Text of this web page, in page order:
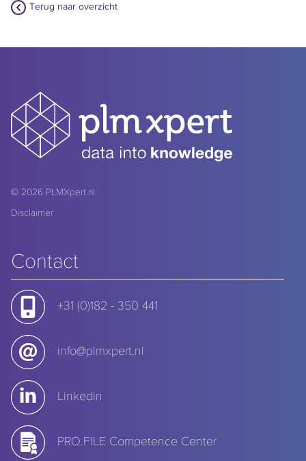
Terug naar overzicht
© 2026 PLMXpert.nl
Disclaimer
Contact
+31 (0)182 - 350 441
info@plmxpert.nl
Linkedin
PRO.FILE Competence Center